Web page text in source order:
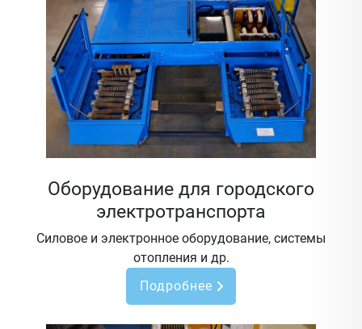
Оборудование для городского
электротранспорта
Силовое и электронное оборудование, системы
отопления и др.
Подробнее